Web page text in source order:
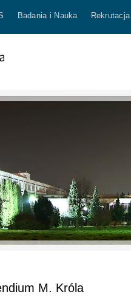
Badania i Nauka Rekrutacja
M. Króla